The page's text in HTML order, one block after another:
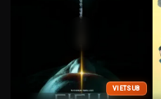
VIETSUB